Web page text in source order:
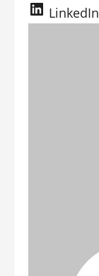
LinkedIn